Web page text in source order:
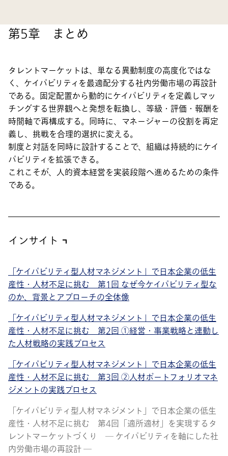
第5章 まとめ
タレントマーケットは、単なる異動制度の高度化ではな
く、ケイパビリティを最適配分する社内労働市場の再設計
である。固定配置から動的にケイパビリティを定義しマッ
チングする世界観へと発想を転換し、等級・評価・報酬を
時間軸で再構成する。同時に、マネージャーの役割を再定
義し、挑戦を合理的選択に変える。
制度と対話を同時に設計することで、組織は持続的にケイ
パビリティを拡張できる。
これこそが、人的資本経営を実装段階へ進めるための条件
である。
インサイト
「ケイパビリティ型人材マネジメント」で日本企業の低生
産性・人材不足に挑む 第1回 なぜ今ケイパビリティ型な
のか、背景とアプローチの全体像
「ケイパビリティ型人材マネジメント」で日本企業の低生
産性・人材不足に挑む 第2回 ①経営・事業戦略と連動し
た人材戦略の実践プロセス
「ケイパビリティ型人材マネジメント」で日本企業の低生
産性・人材不足に挑む 第3回 ②人材ポートフォリオマネ
ジメントの実践プロセス
「ケイパビリティ型人材マネジメント」で日本企業の低生
産性・人材不足に挑む 第4回「適所適材」を実現するタ
レントマーケットづくり ― ケイパビリティを軸にした社
内労働市場の再設計 ―